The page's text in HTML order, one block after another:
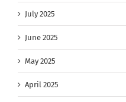
July 2025
June 2025
May 2025
April 2025